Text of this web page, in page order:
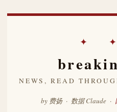
✦
NEWS, READ
by 费扬 · 数据 Claude ·